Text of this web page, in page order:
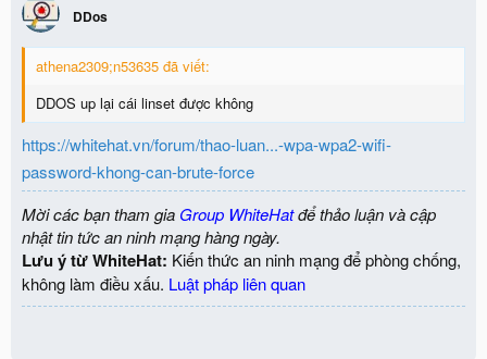
DDos
athena2309;n53635 đã viết:
DDOS up lại cái linset được không
https://whitehat.vn/forum/thao-luan...-wpa-wpa2-wifi-
password-khong-can-brute-force
Mời các bạn tham gia Group WhiteHatđể thảo luận và cập
nhật tin tức an ninh mạng hàng ngày.
Lưu ý từ WhiteHat: Kiến thức an ninh mạng để phòng chống,
không làm điều xấu. Luật pháp liên quan